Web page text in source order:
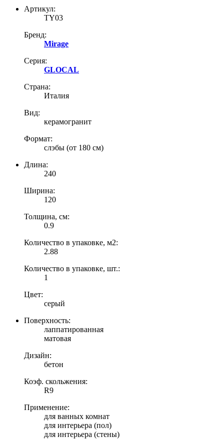
Артикул:
TY03
Бренд:
Mirage
Серия:
GLOCAL
Страна:
Италия
Вид:
керамогранит
Формат:
слэбы (от 180 см)
Длина:
240
Ширина:
120
Толщина, см:
0.9
Количество в упаковке, м2:
2.88
Количество в упаковке, шт.:
1
Цвет:
серый
Поверхность:
лаппатированная
матовая
Дизайн:
бетон
Коэф. скольжения:
R9
Применение:
для ванных комнат
для интерьера (пол)
для интерьера (стены)